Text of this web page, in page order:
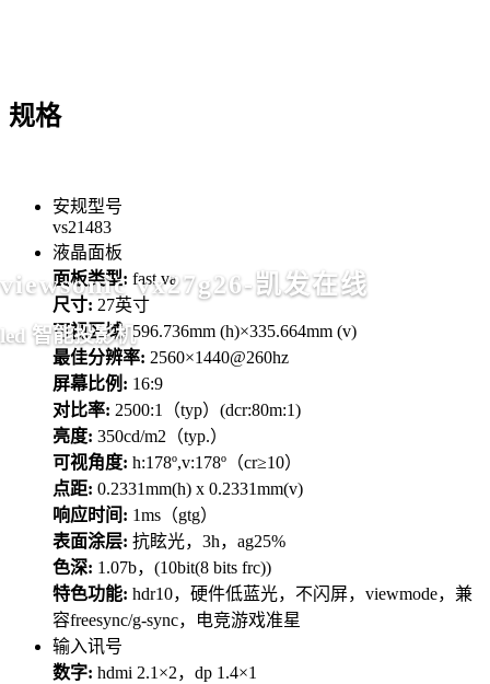
viewsonic vx27g26-凯发在线
led 智能投影机
规格
安规型号
vs21483
液晶面板
面板类型: fast va
尺寸: 27英寸
可视区域:596.736mm (h)×335.664mm (v)
最佳分辨率: 2560×1440@260hz
屏幕比例: 16:9
对比率: 2500:1（typ）(dcr:80m:1)
亮度: 350cd/m2（typ.）
可视角度: h:178º,v:178º（cr≥10）
点距: 0.2331mm(h) x 0.2331mm(v)
响应时间: 1ms（gtg）
表面涂层: 抗眩光，3h，ag25%
色深: 1.07b，(10bit(8 bits frc))
特色功能: hdr10，硬件低蓝光，不闪屏，viewmode，兼
容freesync/g-sync，电竞游戏准星
输入讯号
数字: hdmi 2.1×2，dp 1.4×1